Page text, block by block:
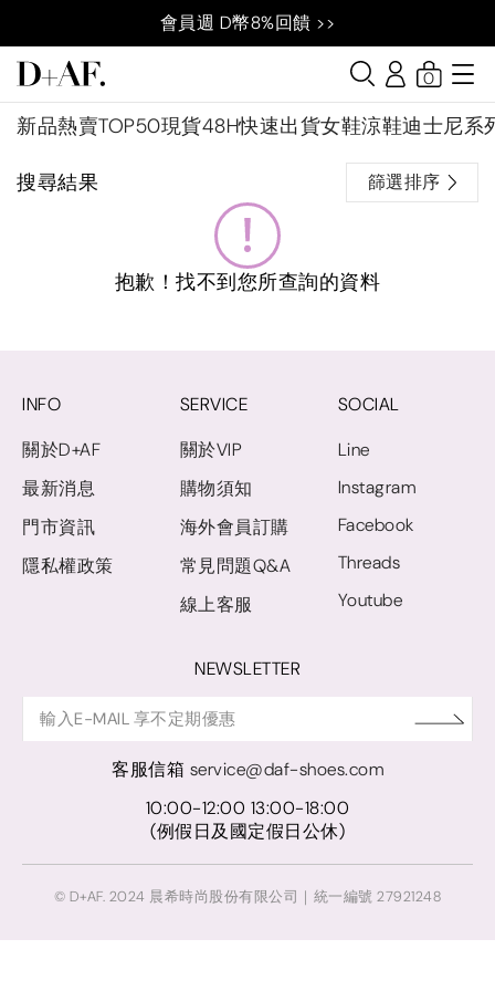
會員週 D幣8%回饋 >>
新品熱賣TOP50現貨48H快速出貨女鞋涼鞋迪士尼系
0
搜尋結果 篩選排序
抱歉！找不到您所查詢的資料
INFO
關於D+AF
最新消息
門市資訊
隱私權政策
SERVICE
關於VIP
購物須知
海外會員訂購
常見問題Q&A
線上客服
SOCIAL
Line
Instagram
Facebook
Threads
Youtube
NEWSLETTER
客服信箱 service@daf-shoes.com
10:00-12:00 13:00-18:00
(例假日及國定假日公休)
© D+AF. 2024 晨希時尚股份有限公司｜統一編號 27921248